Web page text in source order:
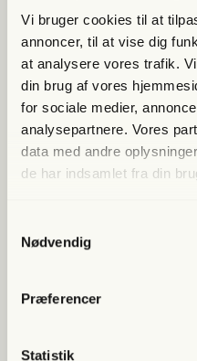
Vi bruger cookies til at
annoncer, til at vise dig
at analysere vores trafik.
din brug af vores
for sociale medier,
analysepartnere. Vores
data med andre
de har indsamlet fra din
Nødvendig
Præferencer
Statistik
Bliv med­lem og få
artik­ler til podcasts – få
fin­der
Bliv